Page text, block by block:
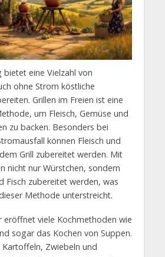
eine Vielzahl von
ohne Strom köstliche
Grillen im Freien ist eine
um Fleisch, Gemüse und
zu backen. Besonders bei
können Fleisch und
Grill zubereitet werden. Mit
nicht nur Würstchen, sondern
Fisch zubereitet werden, was
Methode unterstreicht.
eröffnet viele Kochmethoden wie
sogar das Kochen von Suppen.
Zwiebeln und